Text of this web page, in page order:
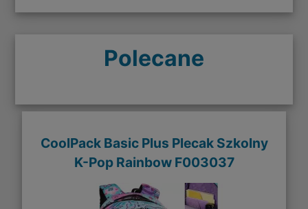
Polecane
CoolPack Basic Plus Plecak Szkolny
K-Pop Rainbow F003037